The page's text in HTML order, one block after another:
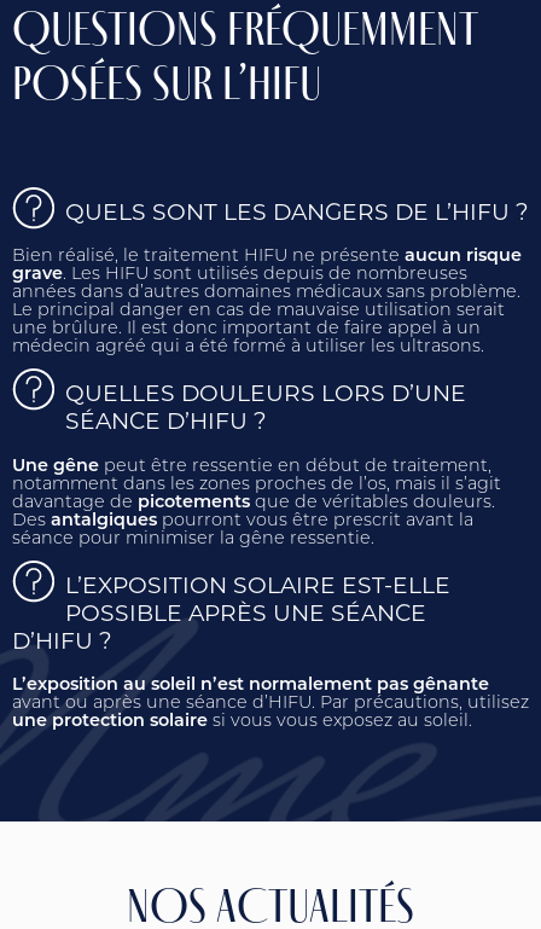
QUESTIONS FRÉQUEMMENT
POSÉES SUR L’HIFU
QUELS SONT LES DANGERS DE L’HIFU ?
Bien réalisé, le traitement HIFU ne présente aucun risque
grave. Les HIFU sont utilisés depuis de nombreuses
années dans d’autres domaines médicaux sans problème.
Le principal danger en cas de mauvaise utilisation serait
une brûlure. Il est donc important de faire appel à un
médecin agréé qui a été formé à utiliser les ultrasons.
QUELLES DOULEURS LORS D’UNE
SÉANCE D’HIFU ?
Une gêne peut être ressentie en début de traitement,
notamment dans les zones proches de l’os, mais il s’agit
davantage de picotements que de véritables douleurs.
Des antalgiques pourront vous être prescrit avant la
séance pour minimiser la gêne ressentie.
L’EXPOSITION SOLAIRE EST-ELLE
POSSIBLE APRÈS UNE SÉANCE
D’HIFU ?
L’exposition au soleil n’est normalement pas gênante
avant ou après une séance d’HIFU. Par précautions, utilisez
une protection solaire si vous vous exposez au soleil.
NOS ACTUALITÉS